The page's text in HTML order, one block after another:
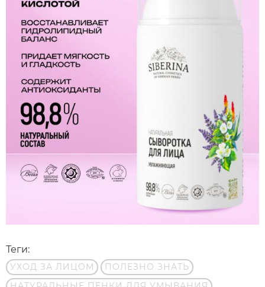
Теги:
УХОД ЗА ЛИЦОМ
ПОЛЕЗНО ЗНАТЬ